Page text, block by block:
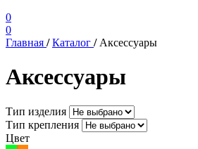
0
0
Главная / Каталог / Аксессуары
Аксессуары
Тип изделия
Тип крепления
Цвет